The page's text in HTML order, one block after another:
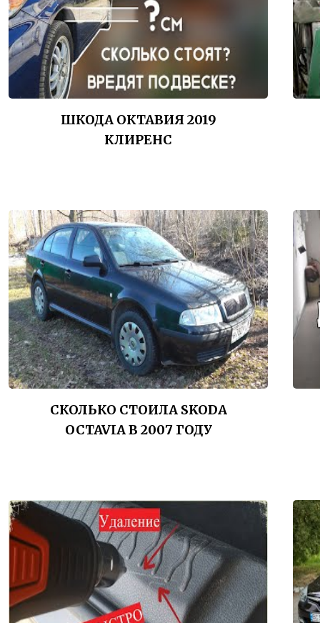
ШКОДА ОКТАВИЯ 2019
КЛИРЕНС
СКОЛЬКО СТОИЛА SKODA
OCTAVIA В 2007 ГОДУ